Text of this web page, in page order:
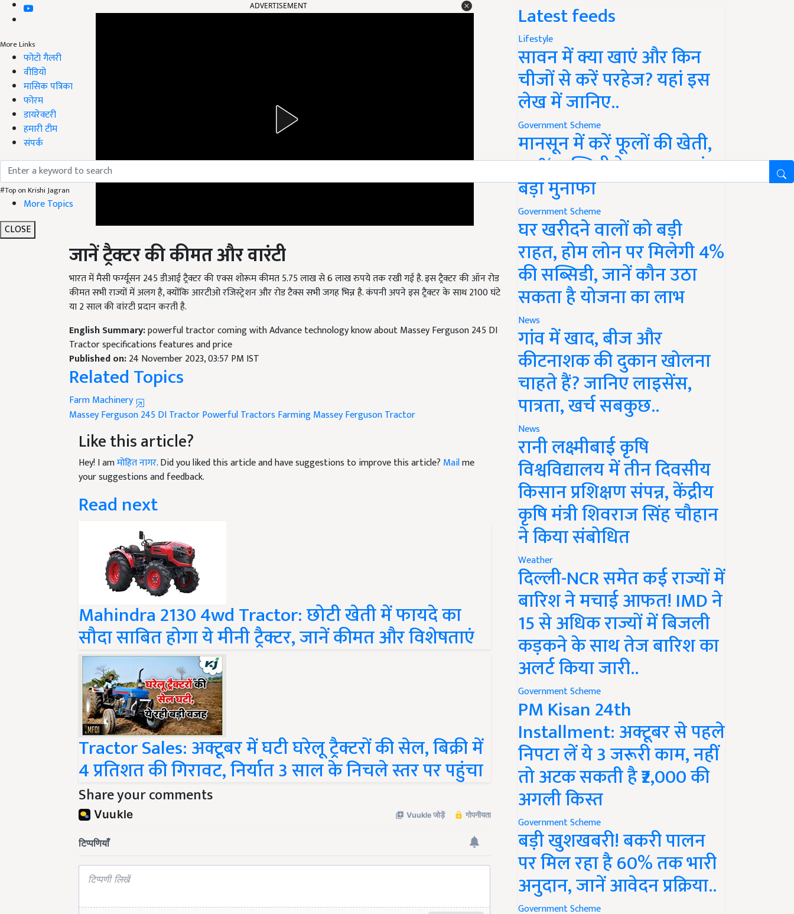
More Links
फोटो गैलरी
वीडियो
मासिक पत्रिका
फोरम
डायरेक्टरी
हमारी टीम
संपर्क
#Top on Krishi Jagran
More Topics
CLOSE
ADVERTISEMENT
जानें ट्रैक्टर की कीमत और वारंटी
भारत में मैसी फर्ग्यूसन 245 डीआई ट्रैक्टर की एक्स शोरूम कीमत 5.75 लाख से 6 लाख रुपये तक रखी गई है. इस ट्रैक्टर की ऑन रोड
कीमत सभी राज्यों में अलग है, क्योंकि आरटीओ रजिस्ट्रेशन और रोड टैक्स सभी जगह भिन्न है. कंपनी अपने इस ट्रैक्टर के साथ 2100 घंटे
या 2 साल की वांरटी प्रदान करती है.
English Summary:powerful tractor coming with Advance technology know about Massey Ferguson 245 DI
Tractor specifications features and price
Published on:24 November 2023, 03:57 PM IST
Related Topics
Farm Machinery
Massey Ferguson 245 DI TractorPowerful Tractors FarmingMassey Ferguson Tractor
Like this article?
Hey! I amमोहित नागर. Did you liked this article and have suggestions to improve this article? Mailme
your suggestions and feedback.
Read next
Mahindra 2130 4wd Tractor: छोटी खेती में फायदे का
सौदा साबित होगा ये मीनी ट्रैक्टर, जानें कीमत और विशेषताएं
Tractor Sales: अक्टूबर में घटी घरेलू ट्रैक्टरों की सेल, बिक्री में
4 प्रतिशत की गिरावट, निर्यात 3 साल के निचले स्तर पर पहुंचा
Share your comments
Latest feeds
Lifestyle
सावन में क्या खाएं और किन
चीजों से करें परहेज? यहां इस
लेख में जानिए..
Government Scheme
मानसून में करें फूलों की खेती,
50% सब्सिडी के साथ कमाएं
बड़ा मुनाफा
Government Scheme
घर खरीदने वालों को बड़ी
राहत, होम लोन पर मिलेगी 4%
की सब्सिडी, जानें कौन उठा
सकता है योजना का लाभ
News
गांव में खाद, बीज और
कीटनाशक की दुकान खोलना
चाहते हैं? जानिए लाइसेंस,
पात्रता, खर्च सबकुछ..
News
रानी लक्ष्मीबाई कृषि
विश्वविद्यालय में तीन दिवसीय
किसान प्रशिक्षण संपन्न, केंद्रीय
कृषि मंत्री शिवराज सिंह चौहान
ने किया संबोधित
Weather
दिल्ली-NCR समेत कई राज्यों में
बारिश ने मचाई आफत! IMD ने
15 से अधिक राज्यों में बिजली
कड़कने के साथ तेज बारिश का
अलर्ट किया जारी..
Government Scheme
PM Kisan 24th
Installment: अक्टूबर से पहले
निपटा लें ये 3 जरूरी काम, नहीं
तो अटक सकती है ₹2,000 की
अगली किस्त
Government Scheme
बड़ी खुशखबरी! बकरी पालन
पर मिल रहा है 60% तक भारी
अनुदान, जानें आवेदन प्रक्रिया..
Government Scheme